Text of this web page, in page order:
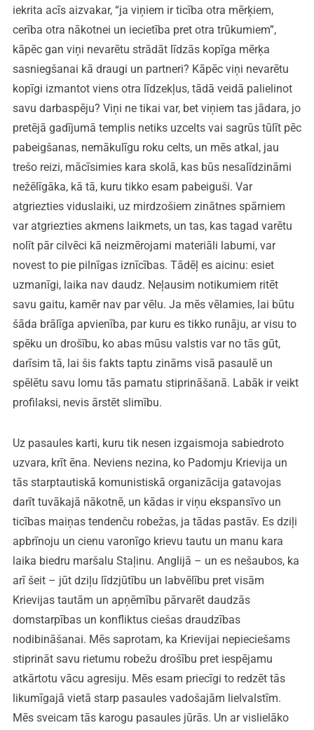
iekrita acīs aizvakar, “ja viņiem ir ticība otra mērķiem,
cerība otra nākotnei un iecietība pret otra trūkumiem”,
kāpēc gan viņi nevarētu strādāt līdzās kopīga mērķa
sasniegšanai kā draugi un partneri? Kāpēc viņi nevarētu
kopīgi izmantot viens otra līdzekļus, tādā veidā palielinot
savu darbaspēju? Viņi ne tikai var, bet viņiem tas jādara, jo
pretējā gadījumā templis netiks uzcelts vai sagrūs tūlīt pēc
pabeigšanas, nemākulīgu roku celts, un mēs atkal, jau
trešo reizi, mācīsimies kara skolā, kas būs nesalīdzināmi
nežēlīgāka, kā tā, kuru tikko esam pabeiguši. Var
atgriezties viduslaiki, uz mirdzošiem zinātnes spārniem
var atgriezties akmens laikmets, un tas, kas tagad varētu
nolīt pār cilvēci kā neizmērojami materiāli labumi, var
novest to pie pilnīgas iznīcības. Tādēļ es aicinu: esiet
uzmanīgi, laika nav daudz. Neļausim notikumiem ritēt
savu gaitu, kamēr nav par vēlu. Ja mēs vēlamies, lai būtu
šāda brālīga apvienība, par kuru es tikko runāju, ar visu to
spēku un drošību, ko abas mūsu valstis var no tās gūt,
darīsim tā, lai šis fakts taptu zināms visā pasaulē un
spēlētu savu lomu tās pamatu stiprināšanā. Labāk ir veikt
profilaksi, nevis ārstēt slimību.
Uz pasaules karti, kuru tik nesen izgaismoja sabiedroto
uzvara, krīt ēna. Neviens nezina, ko Padomju Krievija un
tās starptautiskā komunistiskā organizācija gatavojas
darīt tuvākajā nākotnē, un kādas ir viņu ekspansīvo un
ticības maiņas tendenču robežas, ja tādas pastāv. Es dziļi
apbrīnoju un cienu varonīgo krievu tautu un manu kara
laika biedru maršalu Staļinu. Anglijā – un es nešaubos, ka
arī šeit – jūt dziļu līdzjūtību un labvēlību pret visām
Krievijas tautām un apņēmību pārvarēt daudzās
domstarpības un konfliktus ciešas draudzības
nodibināšanai. Mēs saprotam, ka Krievijai nepieciešams
stiprināt savu rietumu robežu drošību pret iespējamu
atkārtotu vācu agresiju. Mēs esam priecīgi to redzēt tās
likumīgajā vietā starp pasaules vadošajām lielvalstīm.
Mēs sveicam tās karogu pasaules jūrās. Un ar vislielāko